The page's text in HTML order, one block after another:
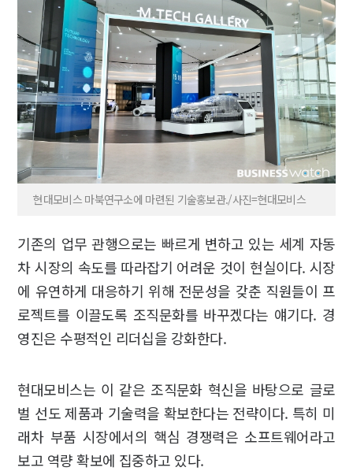
현대모비스 마북연구소에 마련된 기술홍보관./사진=현대모비스
기존의 업무 관행으로는 빠르게 변하고 있는 세계 자동
차 시장의 속도를 따라잡기 어려운 것이 현실이다. 시장
에 유연하게 대응하기 위해 전문성을 갖춘 직원들이 프
로젝트를 이끌도록 조직문화를 바꾸겠다는 얘기다. 경
영진은 수평적인 리더십을 강화한다.
현대모비스는 이 같은 조직문화 혁신을 바탕으로 글로
벌 선도 제품과 기술력을 확보한다는 전략이다. 특히 미
래차 부품 시장에서의 핵심 경쟁력은 소프트웨어라고
보고 역량 확보에 집중하고 있다.